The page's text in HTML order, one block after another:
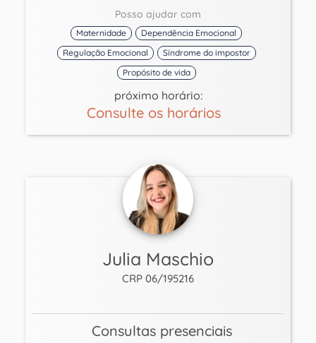
Posso ajudar com
Maternidade
Dependência Emocional
Regulação Emocional
Síndrome do impostor
Propósito de vida
próximo horário:
Consulte os horários
Julia Maschio
CRP 06/195216
Consultas presenciais